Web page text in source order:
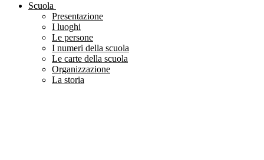
Scuola
Presentazione
I luoghi
Le persone
I numeri della scuola
Le carte della scuola
Organizzazione
La storia